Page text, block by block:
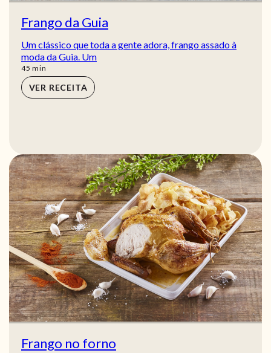
Frango da Guia
Um clássico que toda a gente adora, frango assado à
moda da Guia. Um
45 min
min
VER RECEITA
Frango no forno